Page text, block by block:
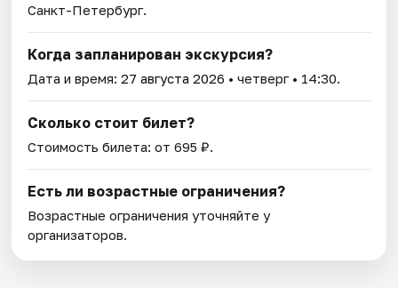
Санкт-Петербург.
Когда запланирован экскурсия?
Дата и время:27 августа 2026 • четверг • 14:30.
Сколько стоит билет?
Стоимость билета: от 695 ₽.
Есть ли возрастные ограничения?
Возрастные ограничения уточняйте у
организаторов.